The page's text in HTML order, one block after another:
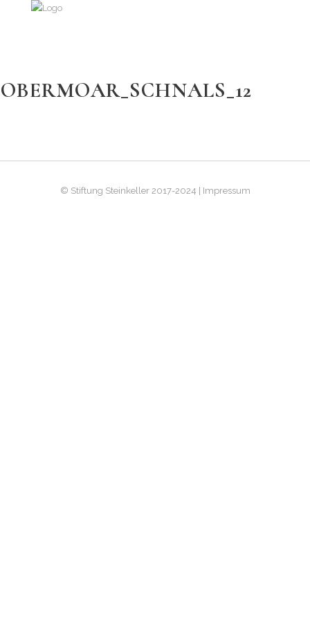
OBERMOAR_SCHNALS_12
© Stiftung Steinkeller 2017-2024 | Impressum